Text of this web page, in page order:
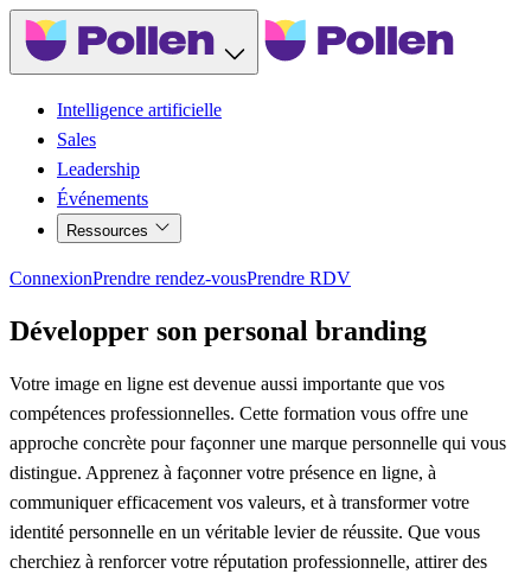
Intelligence artificielle
Sales
Leadership
Événements
Ressources
ConnexionPrendre rendez-vousPrendre RDV
Développer son personal branding
Votre image en ligne est devenue aussi importante que vos
compétences professionnelles. Cette formation vous offre une
approche concrète pour façonner une marque personnelle qui vous
distingue. Apprenez à façonner votre présence en ligne, à
communiquer efficacement vos valeurs, et à transformer votre
identité personnelle en un véritable levier de réussite. Que vous
cherchiez à renforcer votre réputation professionnelle, attirer des